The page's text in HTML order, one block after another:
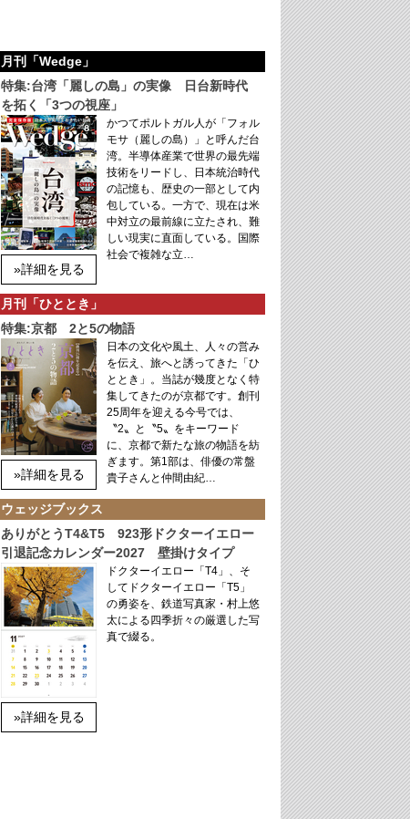
月刊「Wedge」
特集:台湾「麗しの島」の実像 日台新時代
を拓く「3つの視座」
»詳細を見る
かつてポルトガル人が「フォル
モサ（麗しの島）」と呼んだ台
湾。半導体産業で世界の最先端
技術をリードし、日本統治時代
の記憶も、歴史の一部として内
包している。一方で、現在は米
中対立の最前線に立たされ、難
しい現実に直面している。国際
社会で複雑な立…
月刊「ひととき」
特集:京都 2と5の物語
»詳細を見る
日本の文化や風土、人々の営み
を伝え、旅へと誘ってきた「ひ
ととき」。当誌が幾度となく特
集してきたのが京都です。創刊
25周年を迎える今号では、
〝2〟と〝5〟をキーワード
に、京都で新たな旅の物語を紡
ぎます。第1部は、俳優の常盤
貴子さんと仲間由紀…
ウェッジブックス
ありがとうT4&T5 923形ドクターイエロー
引退記念カレンダー2027 壁掛けタイプ
»詳細を見る
ドクターイエロー「T4」、そ
してドクターイエロー「T5」
の勇姿を、鉄道写真家・村上悠
太による四季折々の厳選した写
真で綴る。